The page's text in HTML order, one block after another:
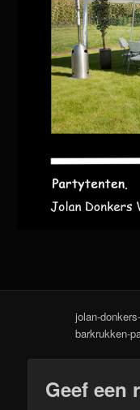
jolan-
barkrukken-
Geef een